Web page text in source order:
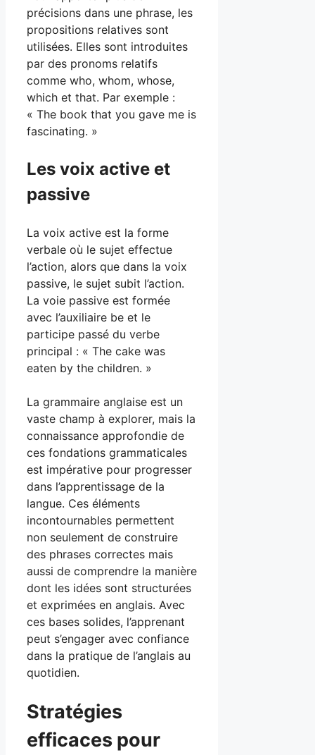
précisions dans une phrase, les
propositions relatives sont
utilisées. Elles sont introduites
par des pronoms relatifs
comme who, whom, whose,
which et that. Par exemple :
« The book that you gave me is
fascinating. »
Les voix active et
passive
La voix active est la forme
verbale où le sujet effectue
l’action, alors que dans la voix
passive, le sujet subit l’action.
La voie passive est formée
avec l’auxiliaire be et le
participe passé du verbe
principal : « The cake was
eaten by the children. »
La grammaire anglaise est un
vaste champ à explorer, mais la
connaissance approfondie de
ces fondations grammaticales
est impérative pour progresser
dans l’apprentissage de la
langue. Ces éléments
incontournables permettent
non seulement de construire
des phrases correctes mais
aussi de comprendre la manière
dont les idées sont structurées
et exprimées en anglais. Avec
ces bases solides, l’apprenant
peut s’engager avec confiance
dans la pratique de l’anglais au
quotidien.
Stratégies
efficaces pour